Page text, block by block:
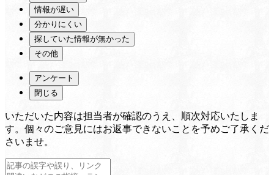
情報が遅い
分かりにくい
探していた情報が無かった
その他
アンケート
閉じる
いただいた内容は担当者が確認のうえ、順次対応いたしま
す。個々のご意見にはお返事できないことを予めご了承くだ
さいませ。